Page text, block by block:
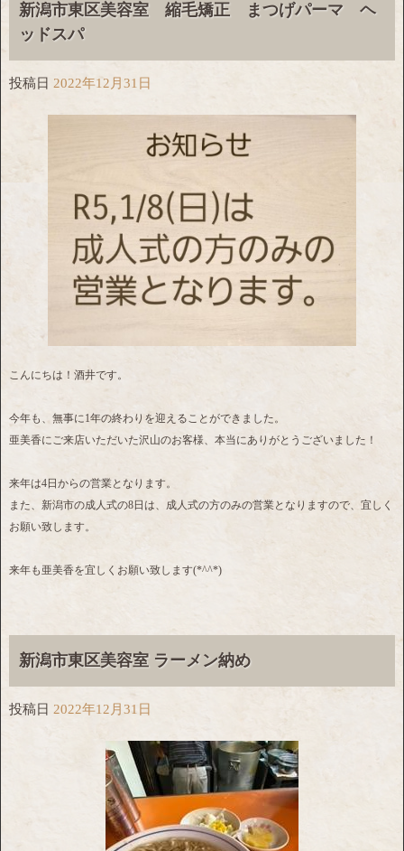
新潟市東区美容室 縮毛矯正 まつげパーマ ヘ
ッドスパ
投稿日 2022年12月31日
こんにちは！酒井です。
今年も、無事に1年の終わりを迎えることができました。
亜美香にご来店いただいた沢山のお客様、本当にありがとうございました！
来年は4日からの営業となります。
また、新潟市の成人式の8日は、成人式の方のみの営業となりますので、宜しく
お願い致します。
来年も亜美香を宜しくお願い致します(*^^*)
新潟市東区美容室 ラーメン納め
投稿日 2022年12月31日